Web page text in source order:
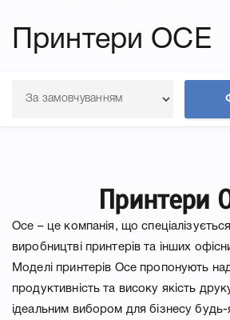
Принтери OCE
Принтери
Oce – це компанія, що
виробництві принтерів та інших
Моделі принтерів Oce пропонують
продуктивність та високу якість
ідеальним вибором для бізнесу